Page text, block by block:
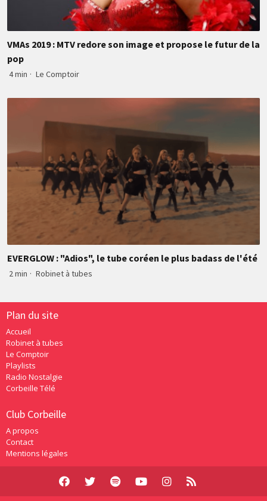
VMAs 2019 : MTV redore son image et propose le futur de la
pop
4 min · Le Comptoir
EVERGLOW : "Adios", le tube coréen le plus badass de l'été
2 min · Robinet à tubes
Plan du site
Accueil
Robinet à tubes
Le Comptoir
Playlists
Radio Nostalgie
Corbeille Télé
Club Corbeille
A propos
Contact
Mentions légales